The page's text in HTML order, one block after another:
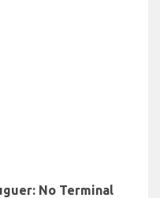
No Terminal